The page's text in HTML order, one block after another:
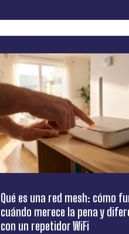
Qué es una red mesh: cómo
cuándo merece la pena y
con un repetidor WiFi